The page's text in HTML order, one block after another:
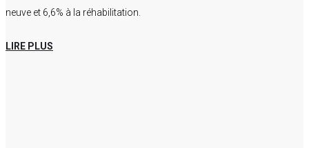
neuve et 6,6% à la réhabilitation.
LIRE PLUS